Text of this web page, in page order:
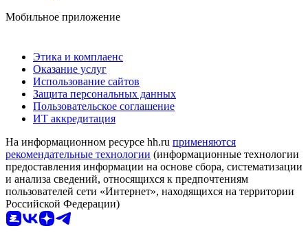
Мобильное приложение
Этика и комплаенс
Оказание услуг
Использование сайтов
Защита персональных данных
Пользовательское соглашение
ИТ аккредитация
На информационном ресурсе hh.ru применяются
рекомендательные технологии (информационные технологии
предоставления информации на основе сбора, систематизации
и анализа сведений, относящихся к предпочтениям
пользователей сети «Интернет», находящихся на территории
Российской Федерации)